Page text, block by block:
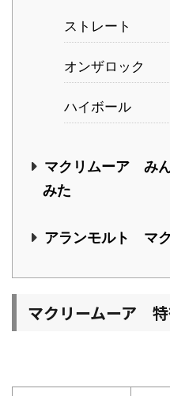
ストレート
オンザロック
ハイボール
マクリムーア み
みた
アランモルト マ
マクリームーア